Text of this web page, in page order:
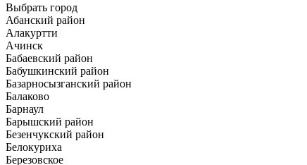
Выбрать город
Абанский район
Алакуртти
Ачинск
Бабаевский район
Бабушкинский район
Базарносызганский район
Балаково
Барнаул
Барышский район
Безенчукский район
Белокуриха
Березовское